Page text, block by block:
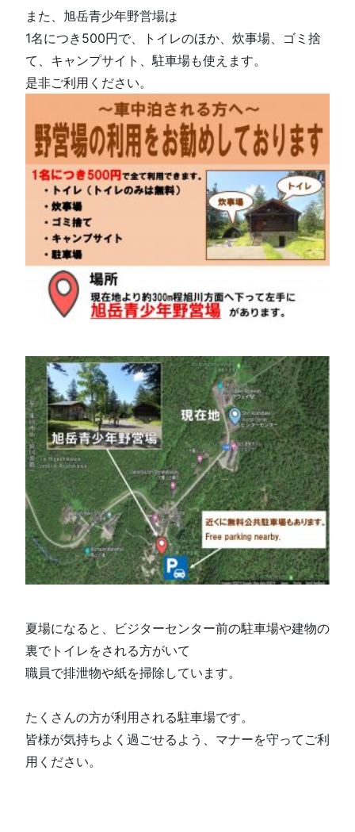
また、旭岳青少年野営場は
1名につき500円で、トイレのほか、炊事場、ゴミ捨
て、キャンプサイト、駐車場も使えます。
是非ご利用ください。
夏場になると、ビジターセンター前の駐車場や建物の
裏でトイレをされる方がいて
職員で排泄物や紙を掃除しています。
たくさんの方が利用される駐車場です。
皆様が気持ちよく過ごせるよう、マナーを守ってご利
用ください。